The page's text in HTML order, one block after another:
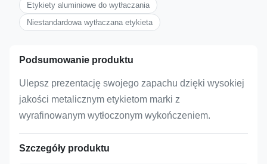
Etykiety aluminiowe do wytłaczania
Niestandardowa wytłaczana etykieta
Podsumowanie produktu
Ulepsz prezentację swojego zapachu dzięki wysokiej
jakości metalicznym etykietom marki z
wyrafinowanym wytłoczonym wykończeniem.
Szczegóły produktu